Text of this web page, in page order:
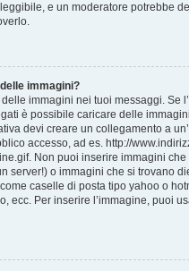
e un moderatore potrebbe
immagini?
immagini nei tuoi messaggi. Se
è possibile caricare delle
devi creare un collegamento a
accesso, ad es. http://
Non puoi inserire immagini
server!) o immagini che si trovano
caselle di posta tipo yahoo o
ecc. Per inserire l’immagine, puoi